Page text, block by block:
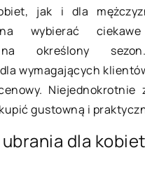
jak i dla
wybierać
na określony
wymagających
Niejednokrotnie
gustowną i
dla